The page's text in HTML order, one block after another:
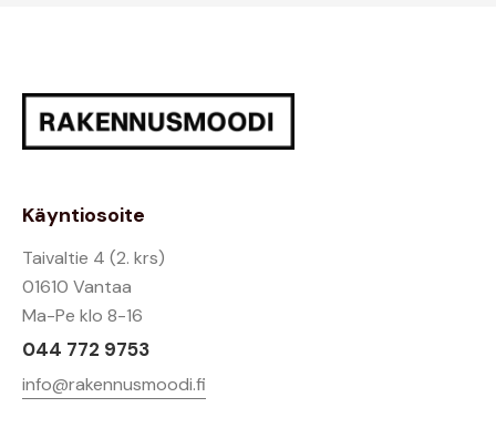
Käyntiosoite
Taivaltie 4 (2. krs)
01610 Vantaa
Ma-Pe klo 8-16
044 772 9753
info@rakennusmoodi.fi